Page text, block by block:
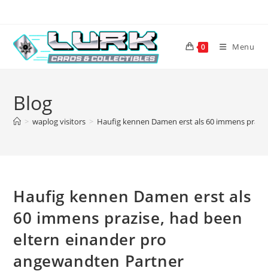
content
0 Menu
Blog
> waplog visitors > Haufig kennen Damen erst als 60 immens
Haufig kennen Damen erst als
60 immens prazise, had been
eltern einander pro
angewandten Partner